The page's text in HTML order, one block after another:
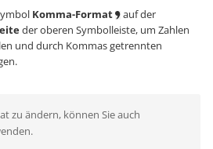
Komma-Format
auf der
der oberen Symbolleiste, um Zahlen
und durch Kommas getrennten
zu ändern, können Sie auch